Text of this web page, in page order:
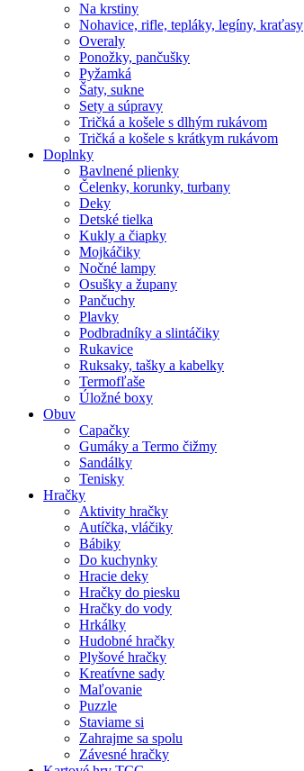
Na krstiny
Nohavice, rifle, tepláky, legíny, kraťasy
Overaly
Ponožky, pančušky
Pyžamká
Šaty, sukne
Sety a súpravy
Tričká a košele s dlhým rukávom
Tričká a košele s krátkym rukávom
Doplnky
Bavlnené plienky
Čelenky, korunky, turbany
Deky
Detské tielka
Kukly a čiapky
Mojkáčiky
Nočné lampy
Osušky a župany
Pančuchy
Plavky
Podbradníky a slintáčiky
Rukavice
Ruksaky, tašky a kabelky
Termofľaše
Úložné boxy
Obuv
Capačky
Gumáky a Termo čižmy
Sandálky
Tenisky
Hračky
Aktivity hračky
Autíčka, vláčiky
Bábiky
Do kuchynky
Hracie deky
Hračky do piesku
Hračky do vody
Hrkálky
Hudobné hračky
Plyšové hračky
Kreatívne sady
Maľovanie
Puzzle
Staviame si
Zahrajme sa spolu
Závesné hračky